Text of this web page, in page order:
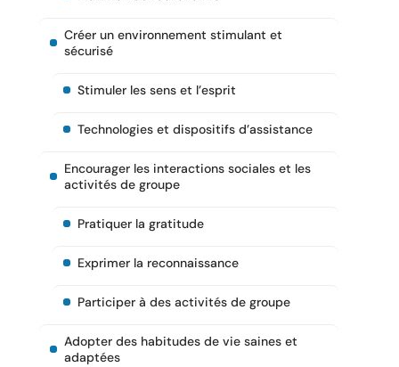
Créer un environnement stimulant et
sécurisé
Stimuler les sens et l’esprit
Technologies et dispositifs d’assistance
Encourager les interactions sociales et les
activités de groupe
Pratiquer la gratitude
Exprimer la reconnaissance
Participer à des activités de groupe
Adopter des habitudes de vie saines et
adaptées